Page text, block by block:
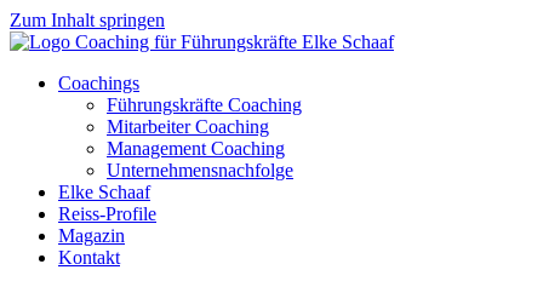
Zum Inhalt springen
Coachings
Führungskräfte Coaching
Mitarbeiter Coaching
Management Coaching
Unternehmensnachfolge
Elke Schaaf
Reiss-Profile
Magazin
Kontakt